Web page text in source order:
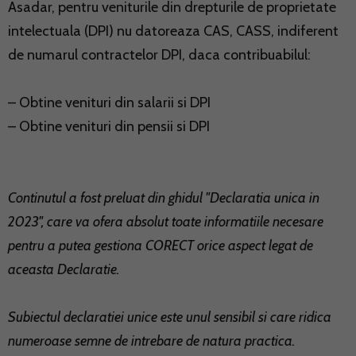
Asadar, pentru veniturile din drepturile de proprietate
intelectuala (DPI) nu datoreaza CAS, CASS, indiferent
de numarul contractelor DPI, daca contribuabilul:
– Obtine venituri din salarii si DPI
– Obtine venituri din pensii si DPI
Continutul a fost preluat din ghidul "Declaratia unica in
2023", care va ofera absolut toate informatiile necesare
pentru a putea gestiona CORECT orice aspect legat de
aceasta Declaratie.
Subiectul declaratiei unice este unul sensibil si care ridica
numeroase semne de intrebare de natura practica.